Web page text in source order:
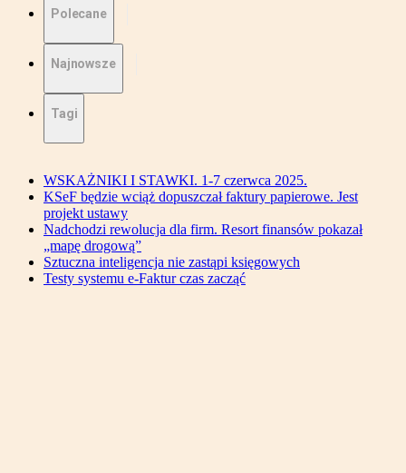
Polecane
Najnowsze
Tagi
WSKAŻNIKI I STAWKI. 1-7 czerwca 2025.
KSeF będzie wciąż dopuszczał faktury papierowe. Jest
projekt ustawy
Nadchodzi rewolucja dla firm. Resort finansów pokazał
„mapę drogową”
Sztuczna inteligencja nie zastąpi księgowych
Testy systemu e-Faktur czas zacząć